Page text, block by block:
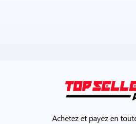
Achetez et payez en